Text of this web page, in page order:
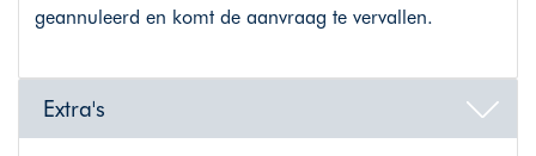
geannuleerd en komt de aanvraag te vervallen.
Extra's